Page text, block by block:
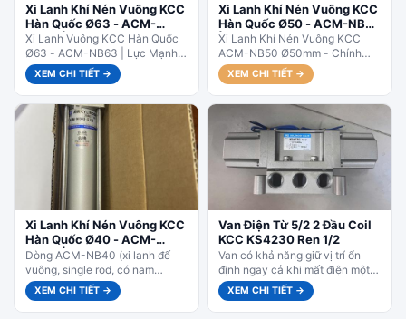
Xi Lanh Khí Nén Vuông KCC
Hàn Quốc Ø63 - ACM-
NB63 | Hành Trình Linh
Hoạt
Xi Lanh Vuông KCC Hàn Quốc
Ø63 - ACM-NB63 | Lực Mạnh -
Độ Bền Cao. ACM-NB63 – Lực
đẩy...
XEM CHI TIẾT →
Xi Lanh Khí Nén Vuông KCC
Hàn Quốc Ø50 - ACM-NB50
| Hành Trình Linh Hoạt
Xi Lanh Khí Nén Vuông KCC
ACM-NB50 Ø50mm - Chính
Hãng Hàn Quốc. ACM-NB50 –
Size trung bình bán chạy...
XEM CHI TIẾT →
Xi Lanh Khí Nén Vuông KCC
Hàn Quốc Ø40 - ACM-
NB40 | Hành Trình Linh
Hoạt
Dòng ACM-NB40 (xi lanh đế
vuông, single rod, có nam
châm) lý tưởng cho máy tự động
hóa nhẹ, băng...
XEM CHI TIẾT →
Van Điện Từ 5/2 2 Đầu Coil
KCC KS4230 Ren 1/2
Van có khả năng giữ vị trí ổn
định ngay cả khi mất điện một
coil, rất phù hợp cho...
XEM CHI TIẾT →